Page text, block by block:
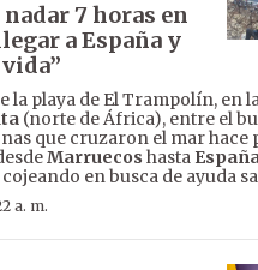
nadar 7 horas en
a España y
la playa de El Trampolín, en
(norte de África), entre el
que cruzaron el mar hace
Marruecos hasta
en busca de ayuda
a. m.